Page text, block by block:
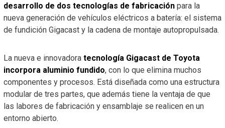
desarrollo de dos tecnologías de fabricaciónpara la
nueva generación de vehículos eléctricos a batería: el sistema
de fundición Gigacast y la cadena de montaje autopropulsada.
La nueva e innovadora tecnología Gigacast de Toyota
incorpora aluminio fundido, con lo que elimina muchos
componentes y procesos. Está diseñada como una estructura
modular de tres partes, que además tiene la ventaja de que
las labores de fabricación y ensamblaje se realicen en un
entorno abierto.